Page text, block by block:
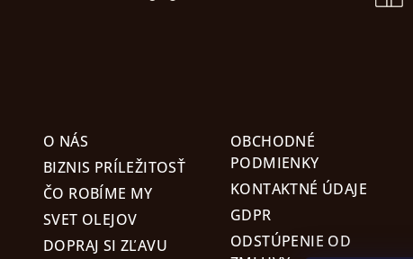
O NÁS
BIZNIS PRÍLEŽITOSŤ
ČO ROBÍME MY
SVET OLEJOV
DOPRAJ SI ZĽAVU
OBCHODNÉ
PODMIENKY
KONTAKTNÉ ÚDAJE
GDPR
ODSTÚPENIE OD